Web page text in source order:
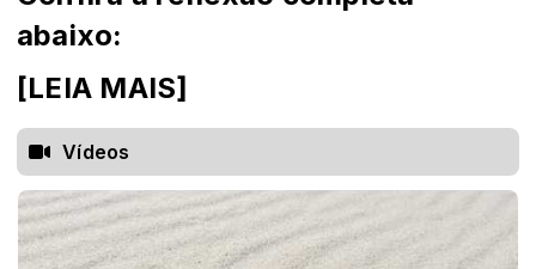
abaixo:
[LEIA MAIS]
Vídeos